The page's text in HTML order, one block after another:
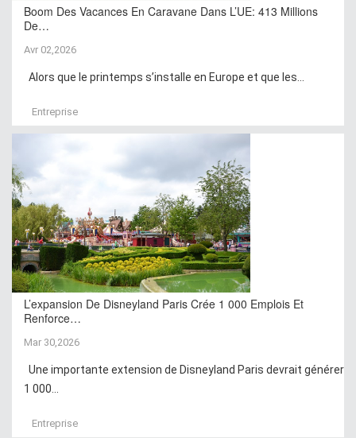
Boom Des Vacances En Caravane Dans L’UE: 413 Millions
De…
Avr 02,2026
Alors que le printemps s’installe en Europe et que les...
Entreprise
L’expansion De Disneyland Paris Crée 1 000 Emplois Et
Renforce…
Mar 30,2026
Une importante extension de Disneyland Paris devrait générer
1 000...
Entreprise